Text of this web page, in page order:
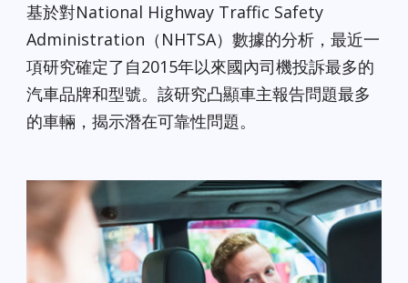
基於對National Highway Traffic Safety
Administration（NHTSA）數據的分析，最近一
項研究確定了自2015年以來國內司機投訴最多的
汽車品牌和型號。該研究凸顯車主報告問題最多
的車輛，揭示潛在可靠性問題。